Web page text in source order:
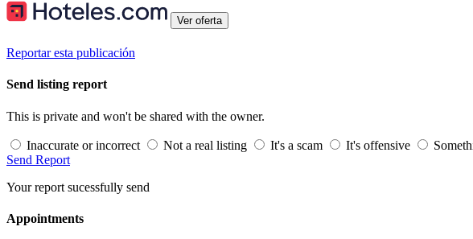
Ver oferta
Reportar esta publicación
Send listing report
This is private and won't be shared with the owner.
Inaccurate or incorrect Not a real listing It's a scam It's offensive
Send Report
Your report sucessfully send
Appointments